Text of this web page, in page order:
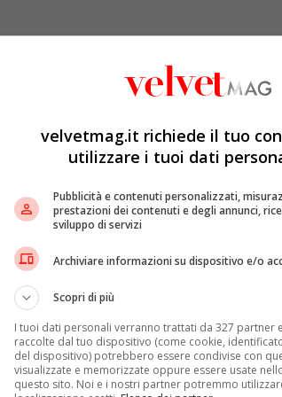
di Sussex, è la madrina e promotrice
, che raccoglie i piatti e le storie delle
colpì la Grenfell Tower di Londra. Si
da Meghan Markle da quando è
significa molto per Meghan Markle
pollo quando lui le ha chiesto di
è stato presentato pochi giorni fa in
del marito Harry e della madre di lei
la figlia. All’evento, alcune donne
comunità locale alcuni dei piatti
Grenfeel Tower saranno destinati i
Kitchen possa avere ulteriori
introduzione del libro, ha scritto: “Ho
luogo dove le donne possono ridere,
diverse identità culturali sotto un tetto
più semplice, quell’universale
di questo. È una cosa che tutti hanno
velvetmag.it richiede il tuo
utilizzare i tuoi dati
Pubblicità e contenuti personalizzati,
prestazioni dei contenuti e degli annunci,
sviluppo di servizi
Archiviare informazioni su dispositivo e/o
Scopri di più
I tuoi dati personali verranno trattati da 327 partner
raccolte dal tuo dispositivo (come cookie,
del dispositivo) potrebbero essere condivise con
visualizzate e memorizzate oppure essere usate
questo sito. Noi e i nostri partner potremmo